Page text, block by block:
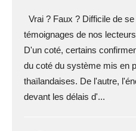
Vrai ? Faux ? Difficile de
témoignages de nos
D'un coté, certains
du coté du système mis en
thaïlandaises. De l'autre,
devant les délais d'...